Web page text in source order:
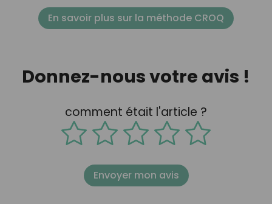
En savoir plus sur la méthode CROQ
Donnez-nous votre avis !
comment était l'article ?
Envoyer mon avis